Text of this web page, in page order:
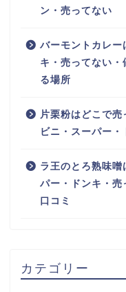
ン・売ってない
バーモントカレ
キ・売ってない・
る場所
片栗粉はどこで
ビニ・スーパー
ラ王のとろ熟味
パー・ドンキ・売
口コミ
カテゴリー